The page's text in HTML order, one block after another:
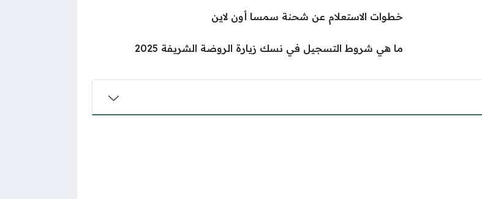
خطوات الاستعلام عن شحنة سمسا أون لاين
ما هي شروط التسجيل في نسك زيارة الروضة الشريفة 2025